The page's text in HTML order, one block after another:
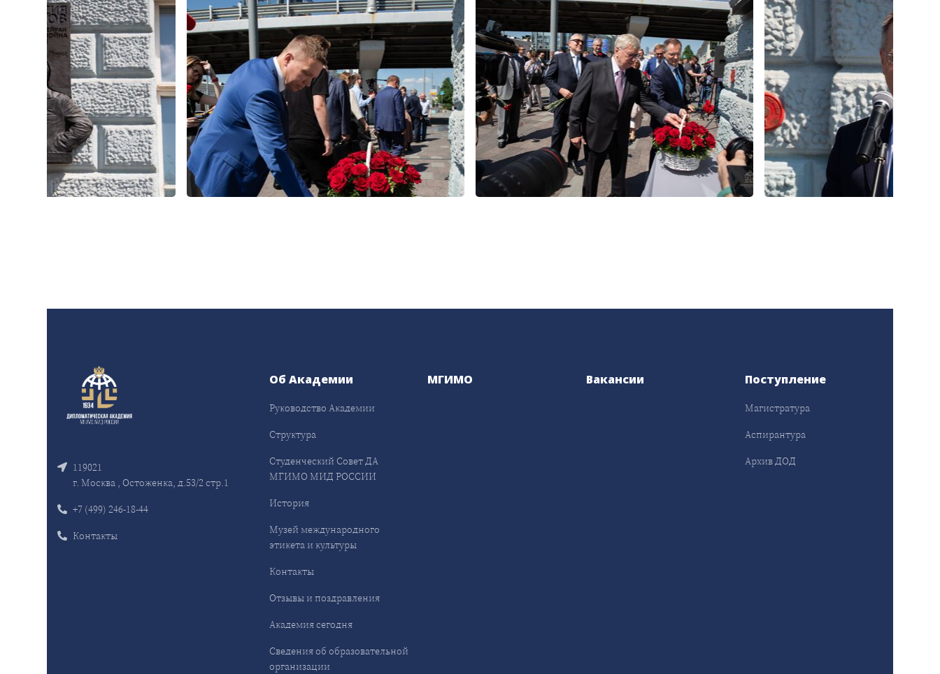
119021
г. Москва , Остоженка, д.53/2 стр.1
+7 (499) 246-18-44
Контакты
Об Академии
Руководство Академии
Структура
Студенческий Совет ДА
МГИМО МИД РОССИИ
История
Музей международного
этикета и культуры
Контакты
Отзывы и поздравления
Академия сегодня
Сведения об образовательной
организации
МГИМО Вакансии Поступление
Магистратура
Аспирантура
Архив ДОД